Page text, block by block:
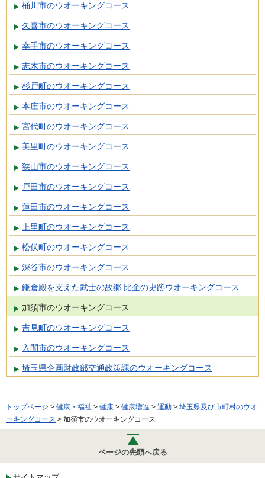
桶川市のウオーキングコース
久喜市のウオーキングコース
幸手市のウオーキングコース
志木市のウオーキングコース
杉戸町のウオーキングコース
本庄市のウオーキングコース
宮代町のウオーキングコース
美里町のウオーキングコース
狭山市のウオーキングコース
戸田市のウオーキングコース
蓮田市のウオーキングコース
上里町のウオーキングコース
松伏町のウオーキングコース
深谷市のウオーキングコース
鎌倉殿を支えた武士の故郷 比企の史跡ウオーキングコース
加須市のウオーキングコース
吉見町のウオーキングコース
入間市のウオーキングコース
埼玉県企画財政部交通政策課のウオーキングコース
トップページ > 健康・福祉 > 健康 > 健康増進 > 運動 > 埼玉県及び市町村のウオ
ーキングコース > 加須市のウオーキングコース
ページの先頭へ戻る